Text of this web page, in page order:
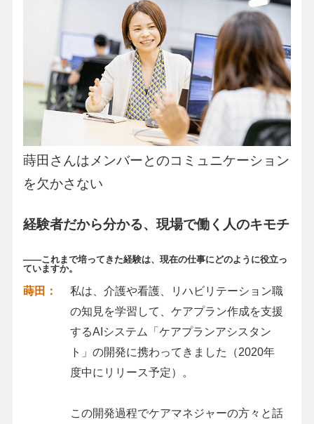
蒔田さんはメンバーとのコミュニケーション
を欠かさない
経験者だから分かる、現場で働く人のキモチ
――これまで培ってきた経験は、現在の仕事にどのように役立っ
ていますか。
蒔田：
私は、介護や看護、リハビリテーション職
の知見を学習して、ケアプラン作成を支援
するAIシステム「ケアプランアシスタン
ト」の開発に携わってきました（2020年
度中にリリース予定）。
この開発過程でケアマネジャーの方々と話